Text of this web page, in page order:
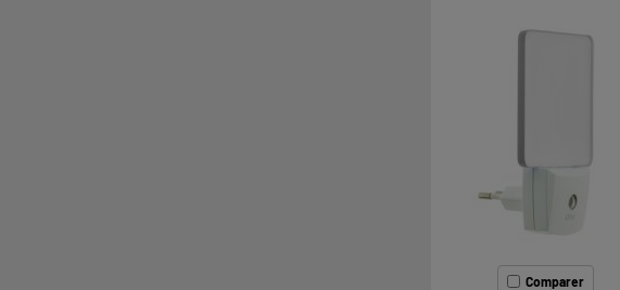
Comparer